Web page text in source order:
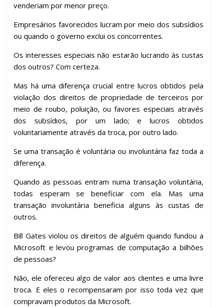
venderiam por menor preço.
Empresários favorecidos lucram por meio dos subsídios
ou quando o governo exclui os concorrentes.
Os interesses especiais não estarão lucrando às custas
dos outros? Com certeza.
Mas há uma diferença crucial entre lucros obtidos pela
violação dos direitos de propriedade de terceiros por
meio de roubo, poluição, ou favores especiais através
dos subsídios, por um lado; e lucros obtidos
voluntariamente através da troca, por outro lado.
Se uma transação é voluntária ou involuntária faz toda a
diferença.
Quando as pessoas entram numa transação voluntária,
todas esperam se beneficiar com ela. Mas uma
transação involuntária beneficia alguns às custas de
outros.
Bill Gates violou os direitos de alguém quando fundou a
Microsoft e levou programas de computação a bilhões
de pessoas?
Não, ele ofereceu algo de valor aos clientes e uma livre
troca. E eles o recompensaram por isso toda vez que
compravam produtos da Microsoft.